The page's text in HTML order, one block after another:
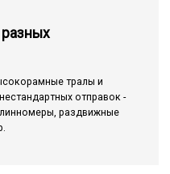
разных
тралы и
отправок -
раздвижные